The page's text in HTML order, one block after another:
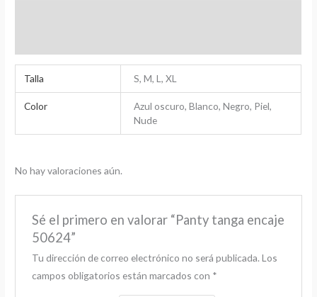
Talla S, M, L, XL
Color
Azul oscuro, Blanco, Negro, Piel,
Nude
No hay valoraciones aún.
Sé el primero en valorar “Panty tanga encaje
50624”
Tu dirección de correo electrónico no será publicada. Los
campos obligatorios están marcados con *